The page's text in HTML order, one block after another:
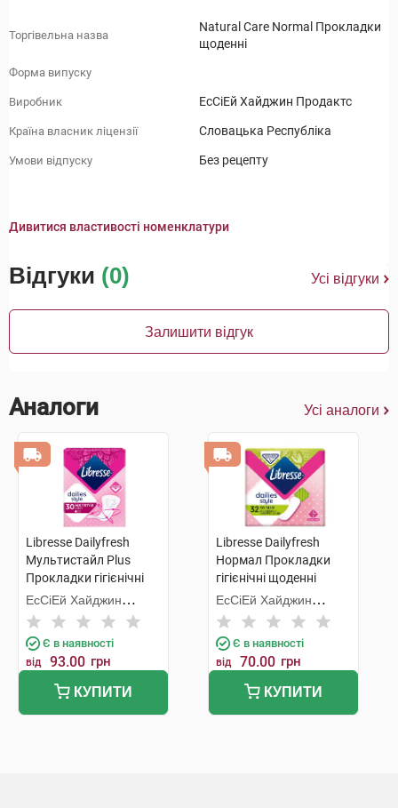
Торгівельна назва
Natural Care Normal Прокладки
щоденні
Форма випуску
Виробник ЕсСіЕй Хайджин Продактс
Країна власник ліцензії Словацька Республіка
Умови відпуску Без рецепту
Дивитися властивості номенклатури
Відгуки (0) Усі відгуки
Залишити відгук
Аналоги Усі аналоги
Libresse Dailyfresh
Мультистайл Plus
Прокладки гігієнічні
щоденні 30 шт
ЕсСіЕй Хайджин
Продактс
Є в наявності
від 93.00 грн
КУПИТИ
Libresse Dailyfresh
Нормал Прокладки
гігієнічні щоденні
ультратонкі 32 шт
ЕсСіЕй Хайджин
Продактс
Є в наявності
від 70.00 грн
КУПИТИ